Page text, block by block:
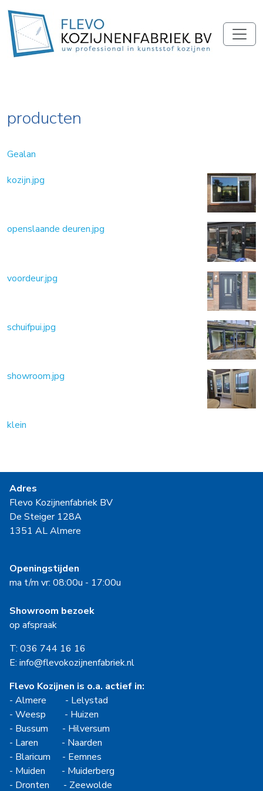
producten
Gealan
kozijn.jpg
openslaande deuren.jpg
voordeur.jpg
schuifpui.jpg
showroom.jpg
klein
Adres
Flevo Kozijnenfabriek BV
De Steiger 128A
1351 AL Almere
Openingstijden
ma t/m vr: 08:00u - 17:00u
Showroom bezoek
op afspraak
T: 036 744 16 16
E: info@flevokozijnenfabriek.nl
Flevo Kozijnen is o.a. actief in:
- Almere - Lelystad
- Weesp - Huizen
- Bussum - Hilversum
- Laren - Naarden
- Blaricum - Eemnes
- Muiden - Muiderberg
- Dronten - Zeewolde